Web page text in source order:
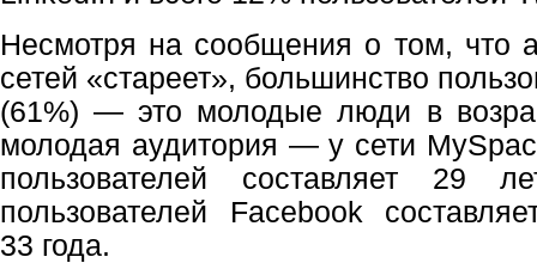
Несмотря на сообщения о том, что
сетей «стареет», большинство
(61%) — это молодые люди в
молодая аудитория — у сети
пользователей составляет 29
пользователей Facebook
33 года.